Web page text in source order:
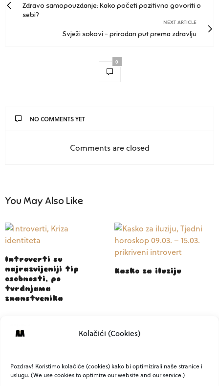
Kolačići (Cookies)
Pozdrav! Koristimo kolačiće (cookies) kako bi optimizirali naše stranice i
uslugu. (We use cookies to optimize our website and our service.)
Zdravo samopouzdanje: Kako početi pozitivno govoriti o
sebi?
NEXT ARTICLE
Svježi sokovi - prirodan put prema zdravlju
0
NO COMMENTS YET
Comments are closed
You May Also Like
Introverti su
najrazvijeniji tip
osobnosti, po
tvrdnjama
znanstvenika
Kasko za iluziju